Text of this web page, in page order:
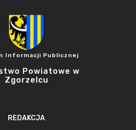
Informacji Publicznej
Powiatowe w
Zgorzelcu
REDAKCJA